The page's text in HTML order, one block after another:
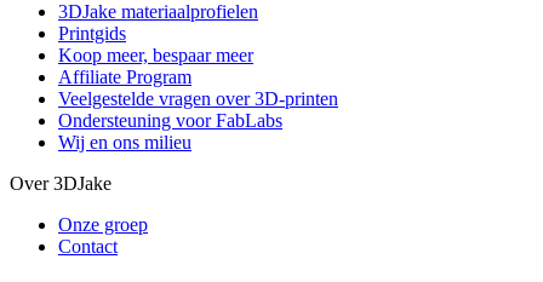
3DJake materiaalprofielen
Printgids
Koop meer, bespaar meer
Affiliate Program
Veelgestelde vragen over 3D-printen
Ondersteuning voor FabLabs
Wij en ons milieu
Over 3DJake
Onze groep
Contact